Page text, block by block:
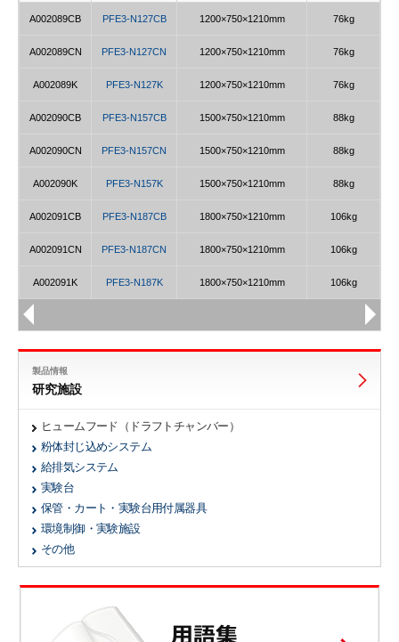
A002089CB PFE3-N127CB 1200×750×1210mm 76kg
A002089CN PFE3-N127CN 1200×750×1210mm 76kg
A002089K PFE3-N127K 1200×750×1210mm 76kg
A002090CB PFE3-N157CB 1500×750×1210mm 88kg
A002090CN PFE3-N157CN 1500×750×1210mm 88kg
A002090K PFE3-N157K 1500×750×1210mm 88kg
A002091CB PFE3-N187CB 1800×750×1210mm 106kg
A002091CN PFE3-N187CN 1800×750×1210mm 106kg
A002091K PFE3-N187K 1800×750×1210mm 106kg
製品情報
研究施設
ヒュームフード（ドラフトチャンバー）
粉体封じ込めシステム
給排気システム
実験台
保管・カート・実験台用付属器具
環境制御・実験施設
その他